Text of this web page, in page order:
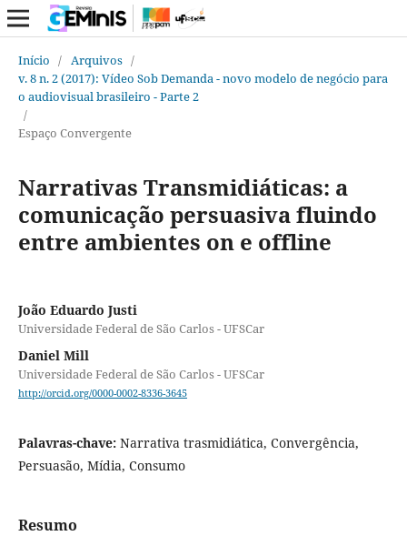
Início / Arquivos /
v. 8 n. 2 (2017): Vídeo Sob Demanda - novo modelo de negócio para
o audiovisual brasileiro - Parte 2
/
Espaço Convergente
Narrativas Transmidiáticas: a
comunicação persuasiva fluindo
entre ambientes on e offline
João Eduardo Justi
Universidade Federal de São Carlos - UFSCar
Daniel Mill
Universidade Federal de São Carlos - UFSCar
http://orcid.org/0000-0002-8336-3645
Palavras-chave: Narrativa trasmidiática, Convergência,
Persuasão, Mídia, Consumo
Resumo